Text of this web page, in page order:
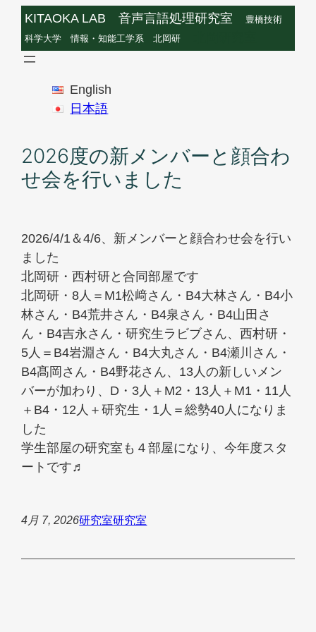
KITAOKA LAB 音声言語処理研究室
豊橋技術
科学大学 情報・知能工学系 北岡研
English
日本語
2026度の新メンバーと顔合わ
せ会を行いました
2026/4/1＆4/6、新メンバーと顔合わせ会を行い
ました
北岡研・西村研と合同部屋です
北岡研・8人＝M1松﨑さん・B4大林さん・B4小
林さん・B4荒井さん・B4泉さん・B4山田さ
ん・B4吉永さん・研究生ラビブさん、西村研・
5人＝B4岩淵さん・B4大丸さん・B4瀬川さん・
B4髙岡さん・B4野花さん、13人の新しいメン
バーが加わり、D・3人＋M2・13人＋M1・11人
＋B4・12人＋研究生・1人＝総勢40人になりま
した
学生部屋の研究室も４部屋になり、今年度スタ
ートです♬
4月 7, 2026研究室研究室